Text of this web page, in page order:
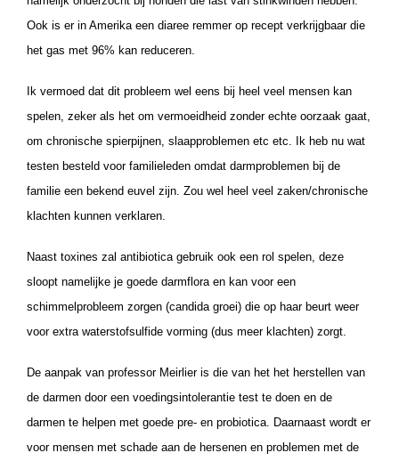
Ook is er in Amerika een diaree remmer op recept verkrijgbaar die
het gas met 96% kan reduceren.
Ik vermoed dat dit probleem wel eens bij heel veel mensen kan
spelen, zeker als het om vermoeidheid zonder echte oorzaak gaat,
om chronische spierpijnen, slaapproblemen etc etc. Ik heb nu wat
testen besteld voor familieleden omdat darmproblemen bij de
familie een bekend euvel zijn. Zou wel heel veel zaken/chronische
klachten kunnen verklaren.
Naast toxines zal antibiotica gebruik ook een rol spelen, deze
sloopt namelijke je goede darmflora en kan voor een
schimmelprobleem zorgen (candida groei) die op haar beurt weer
voor extra waterstofsulfide vorming (dus meer klachten) zorgt.
De aanpak van professor Meirlier is die van het het herstellen van
de darmen door een voedingsintolerantie test te doen en de
darmen te helpen met goede pre- en probiotica. Daarnaast wordt er
voor mensen met schade aan de hersenen en problemen met de